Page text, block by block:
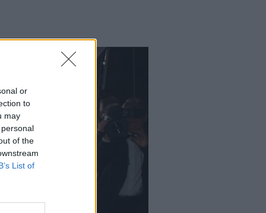
or
to
may
of the
List of